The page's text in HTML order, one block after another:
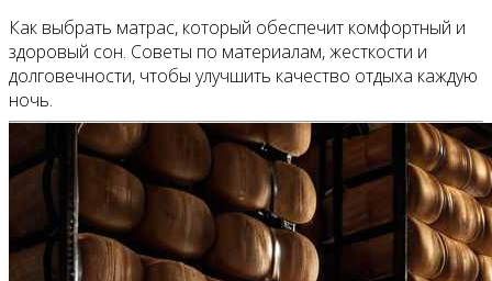
Как выбрать матрас, который обеспечит комфортный и
здоровый сон. Советы по материалам, жесткости и
долговечности, чтобы улучшить качество отдыха каждую
ночь.